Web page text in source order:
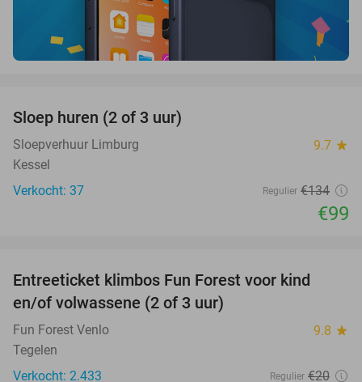
Sloep huren (2 of 3 uur)
Sloepverhuur Limburg 9.7 star
Kessel
Verkocht: 37
Regulier €134
€99
Entreeticket klimbos Fun Forest voor kind
en/of volwassene (2 of 3 uur)
Fun Forest Venlo 9.8 star
Tegelen
Verkocht: 2.433
Regulier €20